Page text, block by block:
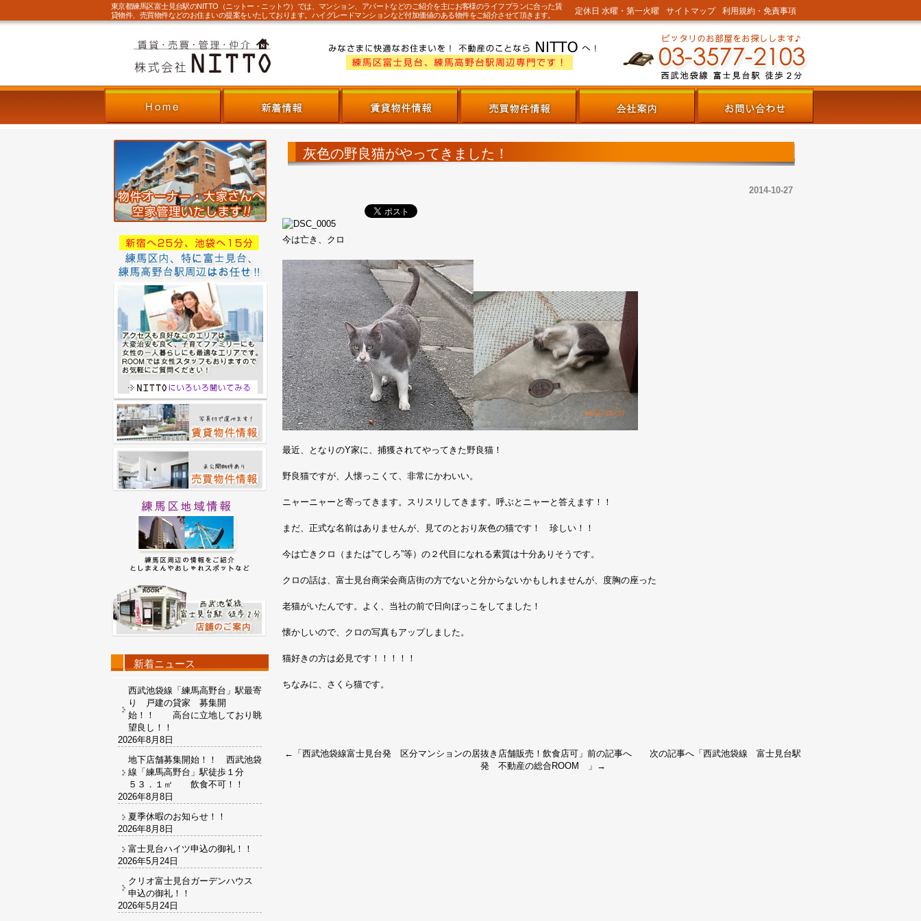
東京都練馬区富士見台駅のNITTO（ニットー・ニットウ）では、マンション、アパートなどのご紹介を主にお客様のライフプランに合った賃
貸物件、売買物件などのお住まいの提案をいたしております。ハイグレードマンションなど付加価値のある物件をご紹介させて頂きます。
利用規約・免責事項
サイトマップ
定休日 水曜・第一火曜
灰色の野良猫がやってきました！
2014-10-27
今は亡き、クロ
最近、となりのY家に、捕獲されてやってきた野良猫！
野良猫ですが、人懐っこくて、非常にかわいい。
ニャーニャーと寄ってきます。スリスリしてきます。呼ぶとニャーと答えます！！
まだ、正式な名前はありませんが、見てのとおり灰色の猫です！ 珍しい！！
今は亡きクロ（または”てしろ”等）の２代目になれる素質は十分ありそうです。
クロの話は、富士見台商栄会商店街の方でないと分からないかもしれませんが、度胸の座った
老猫がいたんです。よく、当社の前で日向ぼっこをしてました！
懐かしいので、クロの写真もアップしました。
猫好きの方は必見です！！！！！
ちなみに、さくら猫です。
←「 西武池袋線富士見台発 区分マンションの居抜き店舗販売！飲食店可 」前の記事へ 次の記事へ「 西武池袋線 富士見台駅
発 不動産の総合ROOM
」→
新着ニュース
西武池袋線「練馬高野台」駅最寄
り 戸建の貸家 募集開
始！！ 高台に立地しており眺
望良し！！
2026年8月8日
地下店舗募集開始！！ 西武池袋
線「練馬高野台」駅徒歩１分
５３．１㎡ 飲食不可！！
2026年8月8日
夏季休暇のお知らせ！！
2026年8月8日
富士見台ハイツ申込の御礼！！
2026年5月24日
クリオ富士見台ガーデンハウス
申込の御礼！！
2026年5月24日